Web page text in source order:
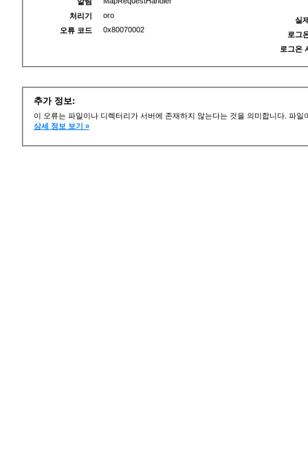
처리기
oro
오류 코드
0x80070002
실
로그
로그온
추가 정보:
이 오류는 파일이나 디렉터리가 서버에 존재하지 않는다는 것을 의미합니다. 파
상세 정보 보기 »